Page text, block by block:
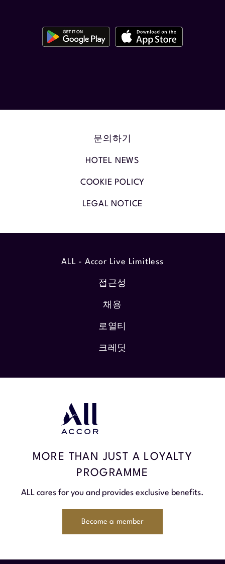
문의하기
HOTEL NEWS
COOKIE POLICY
LEGAL NOTICE
MORE THAN JUST A LOYALTY
PROGRAMME
ALL cares for you and provides exclusive benefits.
Become a member
ALL - Accor Live Limitless
접근성
채용
로열티
크레딧